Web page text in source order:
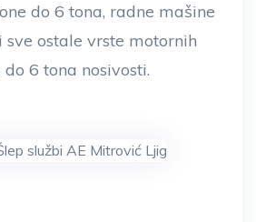
do 6 tona, radne mašine
ostale vrste motornih
6 tona nosivosti.